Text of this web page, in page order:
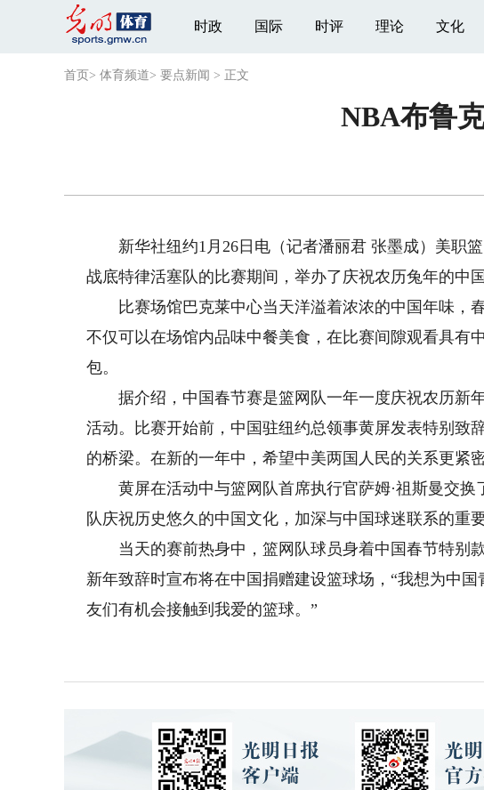
时政 国际 时评 理论 文化
首页 > 体育频道> 要点新闻 > 正文
NBA布鲁
新华社纽约1月26日电（记者潘丽君 张墨成）美职篮
战底特律活塞队的比赛期间，举办了庆祝农历兔年的中
比赛场馆巴克莱中心当天洋溢着浓浓的中国年味，
不仅可以在场馆内品味中餐美食，在比赛间隙观看具有
包。
据介绍，中国春节赛是篮网队一年一度庆祝农历新
活动。比赛开始前，中国驻纽约总领事黄屏发表特别致
的桥梁。在新的一年中，希望中美两国人民的关系更紧
黄屏在活动中与篮网队首席执行官萨姆·祖斯曼交换
队庆祝历史悠久的中国文化，加深与中国球迷联系的重要
当天的赛前热身中，篮网队球员身着中国春节特别
新年致辞时宣布将在中国捐赠建设篮球场，“我想为中
友们有机会接触到我爱的篮球。”